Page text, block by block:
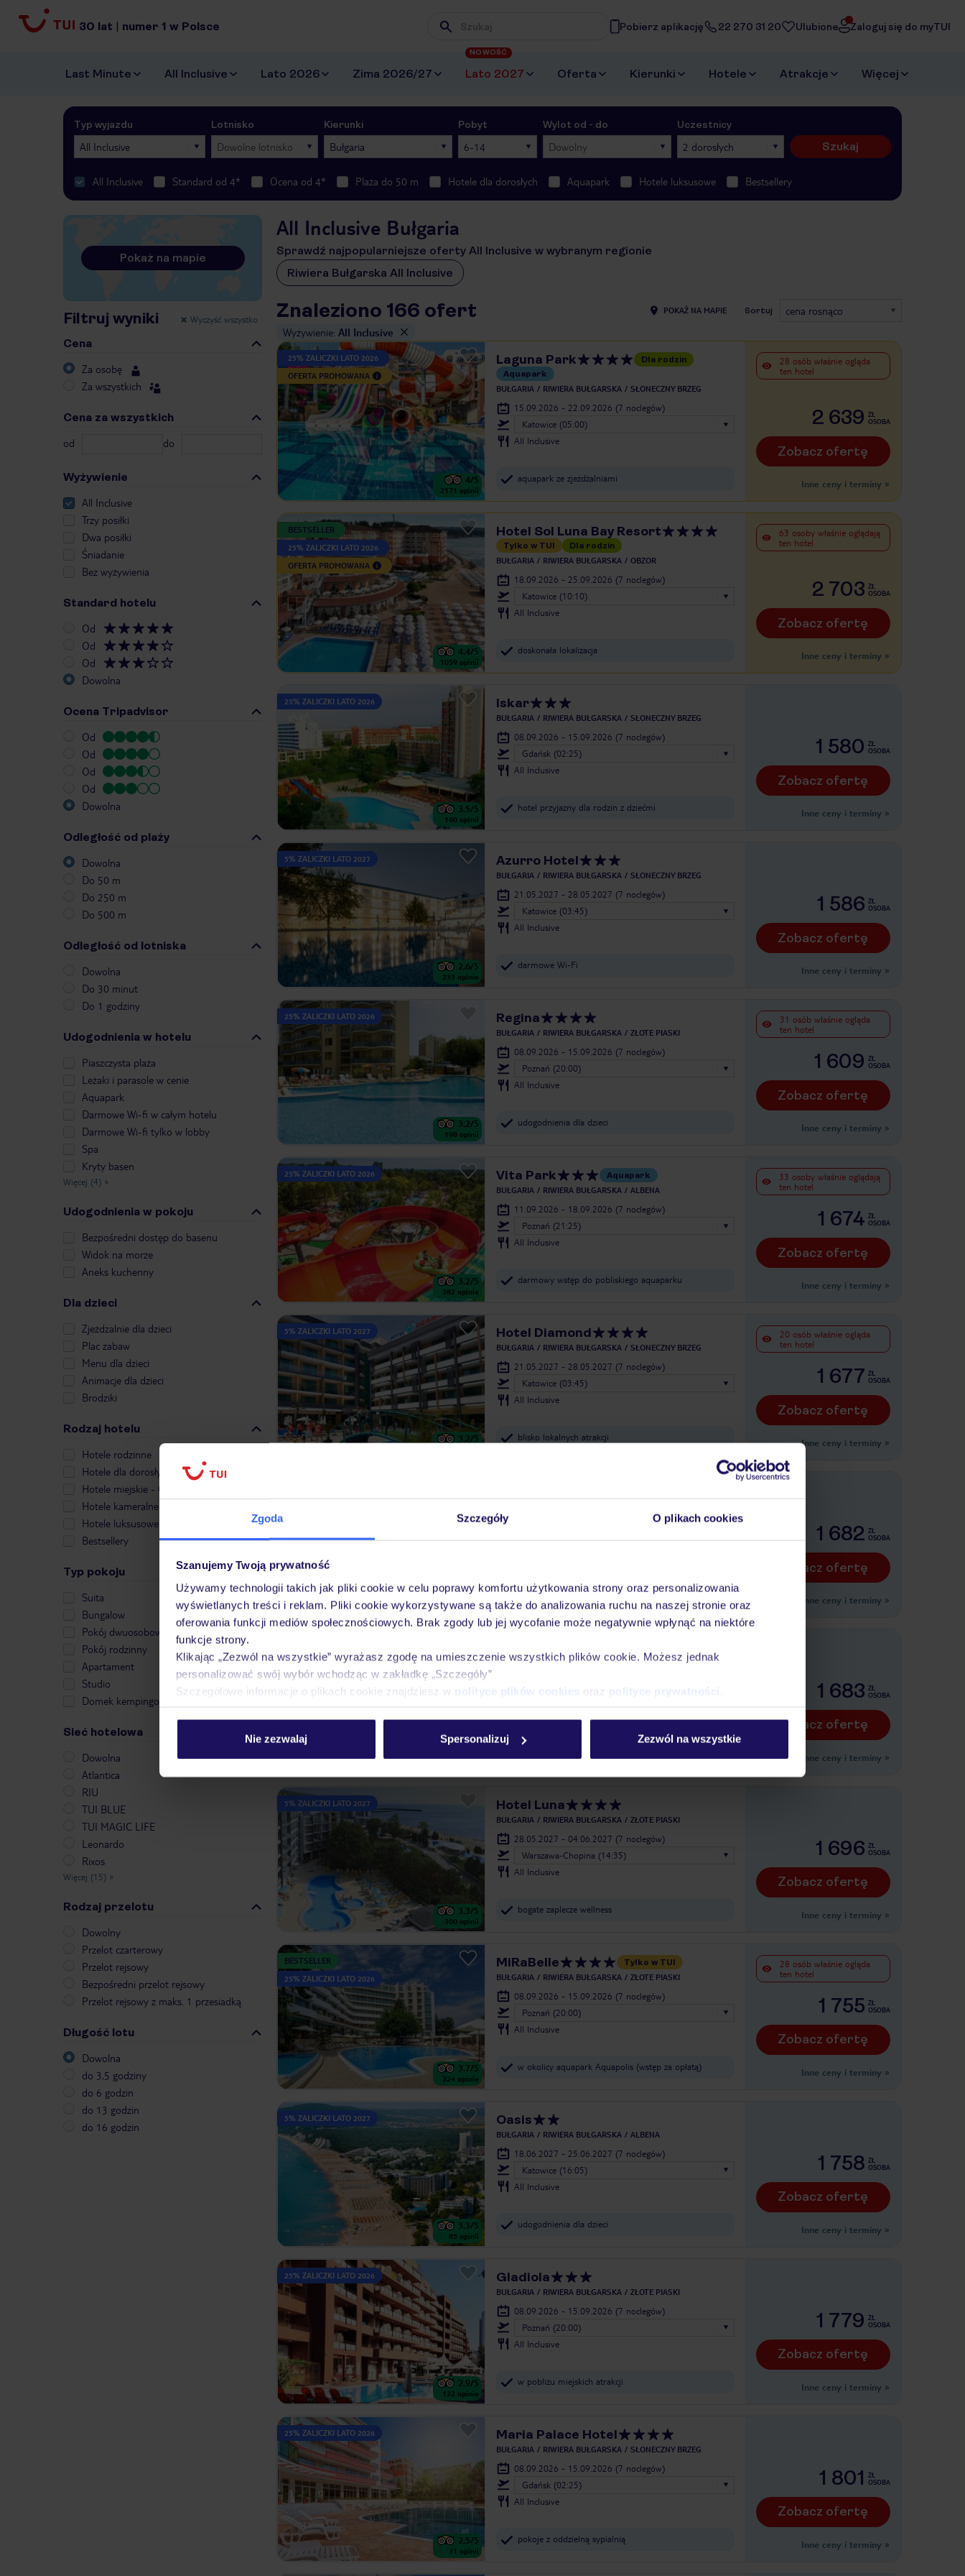
Zgoda Szczegóły O plikach cookies
Szanujemy Twoją prywatność
Używamy technologii takich jak pliki cookie w celu poprawy komfortu użytkowania strony oraz personalizowania
wyświetlanych treści i reklam. Pliki cookie wykorzystywane są także do analizowania ruchu na naszej stronie oraz
oferowania funkcji mediów społecznościowych. Brak zgody lub jej wycofanie może negatywnie wpłynąć na niektóre
funkcje strony.
Klikając „Zezwól na wszystkie” wyrażasz zgodę na umieszczenie wszystkich plików cookie. Możesz jednak
personalizować swój wybór wchodząc w zakładkę „Szczegóły”
Szczegółowe informacje o plikach cookie znajdziesz w polityce plików cookies oraz polityce prywatności
Nie zezwalaj Spersonalizuj Zezwól na wszystkie
30 lat | numer 1 w Polsce Wpisz frazę, której szukasz
Pobierz aplikację 22 270 31 20 Ulubione Zaloguj się do myTUI
Last Minute All Inclusive Lato 2026 Zima 2026/27 Lato 2027
NOWOŚĆ
Oferta Kierunki Hotele Atrakcje Więcej
Typ wyjazdu
All Inclusive
Lotnisko
Dowolne lotnisko
Kierunki
Bułgaria
Pobyt
6-14
Wylot od - do
Dowolny
Uczestnicy
2 dorosłych Szukaj
All Inclusive Standard od 4* Ocena od 4* Plaża do 50 m Hotele dla dorosłych Aquapark Hotele luksusowe Bestsellery
Pokaż na mapie
Filtruj wyniki Wyczyść wszystko
Cena
Za osobę
Za wszystkich
Cena za wszystkich
od do
Wyżywienie
All Inclusive
Trzy posiłki
Dwa posiłki
Śniadanie
Bez wyżywienia
Standard hotelu
Od
Od
Od
Dowolna
Ocena Tripadvisor
Od
Od
Od
Od
Dowolna
Odległość od plaży
Dowolna
Do 50 m
Do 250 m
Do 500 m
Odległość od lotniska
Dowolna
Do 30 minut
Do 1 godziny
Udogodnienia w hotelu
Piaszczysta plaża
Leżaki i parasole w cenie
Aquapark
Darmowe Wi-fi w całym hotelu
Darmowe Wi-fi tylko w lobby
Spa
Kryty basen
Więcej (4) »
Udogodnienia w pokoju
Bezpośredni dostęp do basenu
Widok na morze
Aneks kuchenny
Dla dzieci
Zjeżdzalnie dla dzieci
Plac zabaw
Menu dla dzieci
Animacje dla dzieci
Brodziki
Rodzaj hotelu
Hotele rodzinne
Hotele dla dorosłych
Hotele miejskie - City Break
Hotele kameralne
Hotele luksusowe
Bestsellery
Typ pokoju
Suita
Bungalow
Pokój dwuosobowy
Pokój rodzinny
Apartament
Studio
Domek kempingowy
Sieć hotelowa
Dowolna
Atlantica
RIU
TUI BLUE
TUI MAGIC LIFE
Leonardo
Rixos
Więcej (15) »
Rodzaj przelotu
Dowolny
Przelot czarterowy
Przelot rejsowy
Bezpośredni przelot rejsowy
Przelot rejsowy z maks. 1 przesiadką
Długość lotu
Dowolna
do 3,5 godziny
do 6 godzin
do 13 godzin
do 16 godzin
All Inclusive Bułgaria
Sprawdź najpopularniejsze oferty All Inclusive w wybranym regionie
Riwiera Bułgarska All Inclusive
Znaleziono 166 ofert POKAŻ NA MAPIE Sortuj
cena rosnąco
Wyżywienie: All Inclusive
25% ZALICZKI LATO 2026
OFERTA PROMOWANA
4/5
2171 opinii
Laguna Park
Dla rodzin
Aquapark
BUŁGARIA RIWIERA BUŁGARSKA SŁONECZNY BRZEG
15.09.2026 - 22.09.2026 (7 noclegów)
Katowice (05:00)
All Inclusive
aquapark ze zjeżdżalniami
28 osób właśnie ogląda
ten hotel
2 639 ZŁ
OSOBA
Zobacz ofertę
Inne ceny i terminy »
BESTSELLER
25% ZALICZKI LATO 2026
OFERTA PROMOWANA
4.4/5
1059 opinii
Hotel Sol Luna Bay Resort
Tylko w TUI Dla rodzin
BUŁGARIA RIWIERA BUŁGARSKA OBZOR
18.09.2026 - 25.09.2026 (7 noclegów)
Katowice (10:10)
All Inclusive
doskonała lokalizacja
63 osoby właśnie oglądają
ten hotel
2 703 ZŁ
OSOBA
Zobacz ofertę
Inne ceny i terminy »
25% ZALICZKI LATO 2026
3.5/5
180 opinii
Iskar
BUŁGARIA RIWIERA BUŁGARSKA SŁONECZNY BRZEG
08.09.2026 - 15.09.2026 (7 noclegów)
Gdańsk (02:25)
All Inclusive
hotel przyjazny dla rodzin z dziećmi
1 580 ZŁ
OSOBA
Zobacz ofertę
Inne ceny i terminy »
5% ZALICZKI LATO 2027
2.6/5
233 opinie
Azurro Hotel
BUŁGARIA RIWIERA BUŁGARSKA SŁONECZNY BRZEG
21.05.2027 - 28.05.2027 (7 noclegów)
Katowice (03:45)
All Inclusive
darmowe Wi-Fi
1 586 ZŁ
OSOBA
Zobacz ofertę
Inne ceny i terminy »
25% ZALICZKI LATO 2026
3.2/5
198 opinii
Regina
BUŁGARIA RIWIERA BUŁGARSKA ZŁOTE PIASKI
08.09.2026 - 15.09.2026 (7 noclegów)
Poznań (20:00)
All Inclusive
udogodnienia dla dzieci
31 osób właśnie ogląda
ten hotel
1 609 ZŁ
OSOBA
Zobacz ofertę
Inne ceny i terminy »
25% ZALICZKI LATO 2026
3.2/5
282 opinie
Vita Park Aquapark
BUŁGARIA RIWIERA BUŁGARSKA ALBENA
11.09.2026 - 18.09.2026 (7 noclegów)
Poznań (21:25)
All Inclusive
darmowy wstęp do pobliskiego aquaparku
33 osoby właśnie oglądają
ten hotel
1 674 ZŁ
OSOBA
Zobacz ofertę
Inne ceny i terminy »
5% ZALICZKI LATO 2027
3.2/5
Hotel Diamond
BUŁGARIA RIWIERA BUŁGARSKA SŁONECZNY BRZEG
21.05.2027 - 28.05.2027 (7 noclegów)
Katowice (03:45)
All Inclusive
blisko lokalnych atrakcji
20 osób właśnie ogląda
ten hotel
1 677 ZŁ
OSOBA
Zobacz ofertę
Inne ceny i terminy »
3.4/5
179 opinii
(7 noclegów)
Katowice (16:05)
udogodnienia dla rodzin z dziećmi
1 682 ZŁ
OSOBA
Zobacz ofertę
Inne ceny i terminy »
25% ZALICZKI LATO 2026
BUŁGARIA RIWIERA BUŁGARSKA SŁONECZNY BRZEG
1 683 ZŁ
OSOBA
Zobacz ofertę
Inne ceny i terminy »
5% ZALICZKI LATO 2027
3.3/5
300 opinii
Hotel Luna
BUŁGARIA RIWIERA BUŁGARSKA ZŁOTE PIASKI
28.05.2027 - 04.06.2027 (7 noclegów)
Warszawa-Chopina (14:35)
All Inclusive
bogate zaplecze wellness
1 696 ZŁ
OSOBA
Zobacz ofertę
Inne ceny i terminy »
BESTSELLER
25% ZALICZKI LATO 2026
3.7/5
324 opinie
MiRaBelle Tylko w TUI
BUŁGARIA RIWIERA BUŁGARSKA ZŁOTE PIASKI
08.09.2026 - 15.09.2026 (7 noclegów)
Poznań (20:00)
All Inclusive
w okolicy aquapark Aquapolis (wstęp za opłatą)
28 osób właśnie ogląda
ten hotel
1 755 ZŁ
OSOBA
Zobacz ofertę
Inne ceny i terminy »
5% ZALICZKI LATO 2027
3.3/5
85 opinii
Oasis
BUŁGARIA RIWIERA BUŁGARSKA ALBENA
18.06.2027 - 25.06.2027 (7 noclegów)
Katowice (16:05)
All Inclusive
udogodnienia dla dzieci
1 758 ZŁ
OSOBA
Zobacz ofertę
Inne ceny i terminy »
25% ZALICZKI LATO 2026
2.9/5
132 opinie
Gladiola
BUŁGARIA RIWIERA BUŁGARSKA ZŁOTE PIASKI
08.09.2026 - 15.09.2026 (7 noclegów)
Poznań (20:00)
All Inclusive
w pobliżu miejskich atrakcji
1 779 ZŁ
OSOBA
Zobacz ofertę
Inne ceny i terminy »
25% ZALICZKI LATO 2026
2.5/5
31 opinii
Maria Palace Hotel
BUŁGARIA RIWIERA BUŁGARSKA SŁONECZNY BRZEG
08.09.2026 - 15.09.2026 (7 noclegów)
Gdańsk (02:25)
All Inclusive
pokoje z oddzielną sypialnią
1 801
ZŁ
OSOBA
Zobacz ofertę
Inne ceny i terminy »